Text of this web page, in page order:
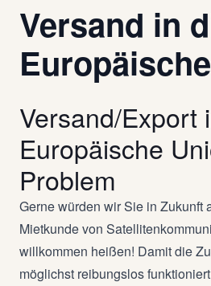
Versand in
Versand/Export
Europäische
Problem
Gerne würden wir Sie in Zukunft
Mietkunde von
willkommen heißen! Damit die
möglichst reibungslos